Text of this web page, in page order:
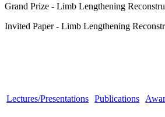
Grand Prize - Limb Lengthening
Invited Paper - Limb Lengthening
Lectures/Presentations Publications